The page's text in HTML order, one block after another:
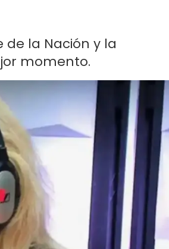
de la Nación y la
momento.